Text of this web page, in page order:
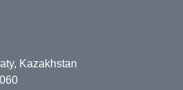
Kazakhstan